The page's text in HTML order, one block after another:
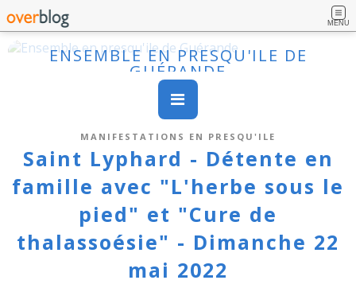
MENU
ENSEMBLE EN PRESQU'ILE DE
GUÉRANDE
MANIFESTATIONS EN PRESQU'ILE
Saint Lyphard - Détente en
famille avec "L'herbe sous le
pied" et "Cure de
thalassoésie" - Dimanche 22
mai 2022